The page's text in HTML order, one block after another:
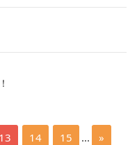
13 14 15 ...
»